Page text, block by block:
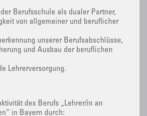
Berufsschule als dualer Partner,
von allgemeiner und beruflicher
unserer Berufsabschlüsse,
und Ausbau der beruflichen
Lehrerversorgung.
des Berufs „Lehrer/in an
in Bayern durch: